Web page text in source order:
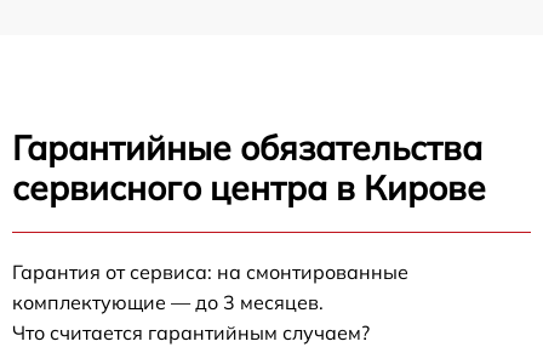
Гарантийные обязательства
сервисного центра в Кирове
Гарантия от сервиса: на смонтированные
комплектующие — до 3 месяцев.
Что считается гарантийным случаем?